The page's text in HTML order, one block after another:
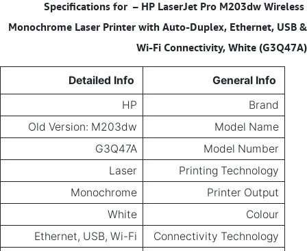
– HP LaserJet Pro M203dw Wireless
Monochrome Laser Printer with Auto-Duplex, Ethernet, USB &
Wi-Fi Connectivity, White (G3Q47A)
General Info
Detailed Info
Brand
HP
Model Name
Old Version: M203dw
Model Number
G3Q47A
Printing Technology
Laser
Printer Output
Monochrome
Colour
White
Connectivity Technology
Ethernet, USB, Wi-Fi